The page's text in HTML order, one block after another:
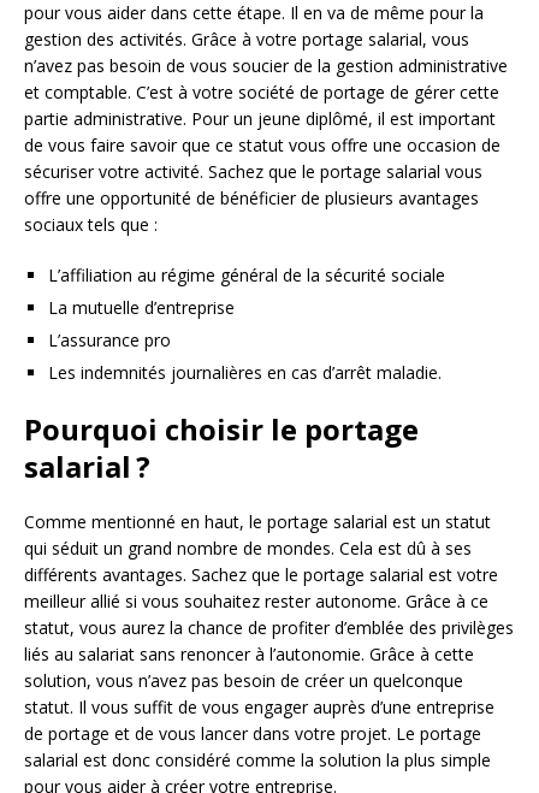
pour vous aider dans cette étape. Il en va de même pour la
gestion des activités. Grâce à votre portage salarial, vous
n’avez pas besoin de vous soucier de la gestion administrative
et comptable. C’est à votre société de portage de gérer cette
partie administrative. Pour un jeune diplômé, il est important
de vous faire savoir que ce statut vous offre une occasion de
sécuriser votre activité. Sachez que le portage salarial vous
offre une opportunité de bénéficier de plusieurs avantages
sociaux tels que :
L’affiliation au régime général de la sécurité sociale
La mutuelle d’entreprise
L’assurance pro
Les indemnités journalières en cas d’arrêt maladie.
Pourquoi choisir le portage
salarial ?
Comme mentionné en haut, le portage salarial est un statut
qui séduit un grand nombre de mondes. Cela est dû à ses
différents avantages. Sachez que le portage salarial est votre
meilleur allié si vous souhaitez rester autonome. Grâce à ce
statut, vous aurez la chance de profiter d’emblée des privilèges
liés au salariat sans renoncer à l’autonomie. Grâce à cette
solution, vous n’avez pas besoin de créer un quelconque
statut. Il vous suffit de vous engager auprès d’une entreprise
de portage et de vous lancer dans votre projet. Le portage
salarial est donc considéré comme la solution la plus simple
pour vous aider à créer votre entreprise.